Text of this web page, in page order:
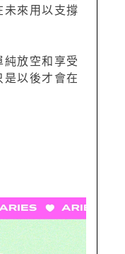
未來用以支撐
純放空和享受
是以後才會在